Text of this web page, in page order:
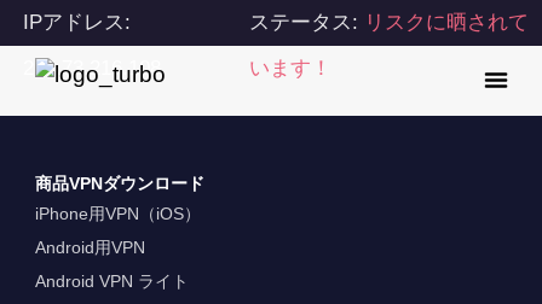
IPアドレス:
216.73.216.108
ステータス: リスクに晒されて
います！
商品VPNダウンロード
iPhone用VPN（iOS）
Android用VPN
Android VPN ライト